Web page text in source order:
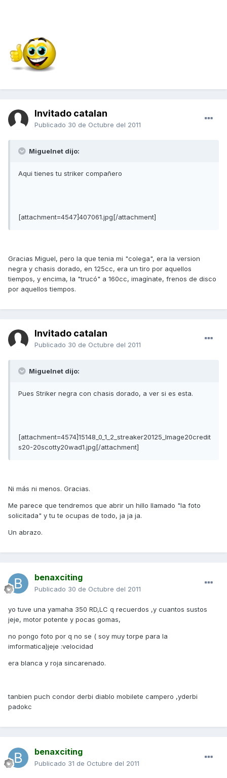
Invitado catalan
Publicado 30 de Octubre del 2011
Miguelnet dijo:
Aqui tienes tu striker compañero
[attachment=4547]407061.jpg[/attachment]
Gracias Miguel, pero la que tenia mi "colega", era la version
negra y chasis dorado, en 125cc, era un tiro por aquellos
tiempos, y encima, la "trucó" a 160cc, imagínate, frenos de disco
por aquellos tiempos.
Invitado catalan
Publicado 30 de Octubre del 2011
Miguelnet dijo:
Pues Striker negra con chasis dorado, a ver si es esta.
[attachment=4574]15148_0_1_2_streaker20125_Image20credit
s20-20scotty20wad1.jpg[/attachment]
Ni más ni menos. Gracias.
Me parece que tendremos que abrir un hillo llamado "la foto
solicitada" y tu te ocupas de todo, ja ja ja.
Un abrazo.
benaxciting
Publicado 30 de Octubre del 2011
yo tuve una yamaha 350 RD,LC q recuerdos ,y cuantos sustos
jeje, motor potente y pocas gomas,
no pongo foto por q no se ( soy muy torpe para la
imformatica)jeje :velocidad
era blanca y roja sincarenado.
tanbien puch condor derbi diablo mobilete campero ,yderbi
padokc
benaxciting
Publicado 31 de Octubre del 2011